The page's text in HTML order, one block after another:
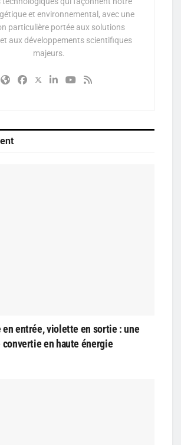
et environnemental, avec une
particulière portée aux solutions
aux développements scientifiques
majeurs.
en entrée, violette en sortie : une
en haute énergie